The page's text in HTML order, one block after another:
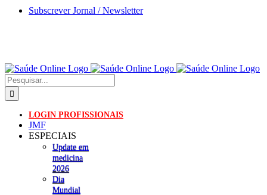
Skip
Subscrever Jornal / Newsletter
Pesquisar
LOGIN PROFISSIONAIS
JMF
ESPECIAIS
Update em
medicina
2026
Dia
Mundial